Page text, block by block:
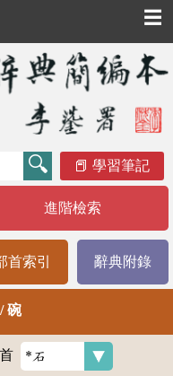
☰
學習筆記
進階檢索
首索引 辭典附錄
碗